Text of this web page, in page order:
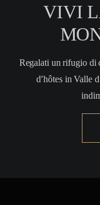
VIVI
Regalati un rifugio di
d’hôtes in Valle